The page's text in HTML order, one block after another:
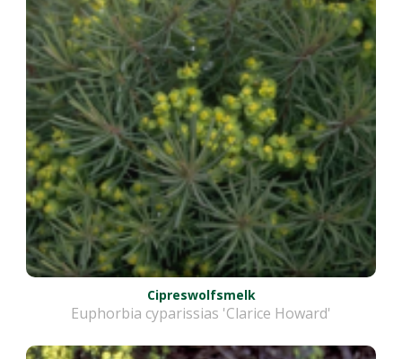
Cipreswolfsmelk
Euphorbia cyparissias 'Clarice Howard'